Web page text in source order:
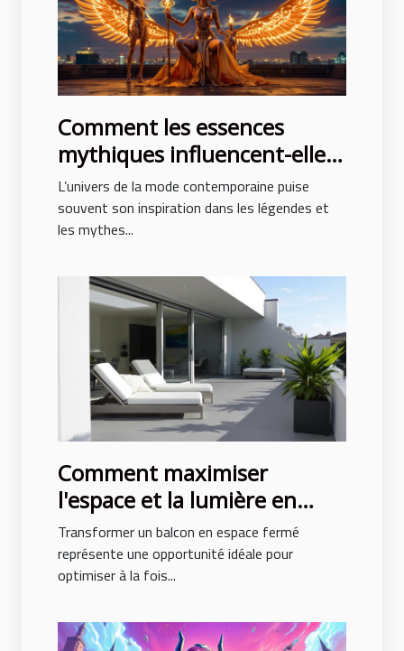
Comment les essences
mythiques influencent-elles
la mode contemporaine ?
L’univers de la mode contemporaine puise
souvent son inspiration dans les légendes et
les mythes...
Comment maximiser
l'espace et la lumière en
fermant un balcon ?
Transformer un balcon en espace fermé
représente une opportunité idéale pour
optimiser à la fois...